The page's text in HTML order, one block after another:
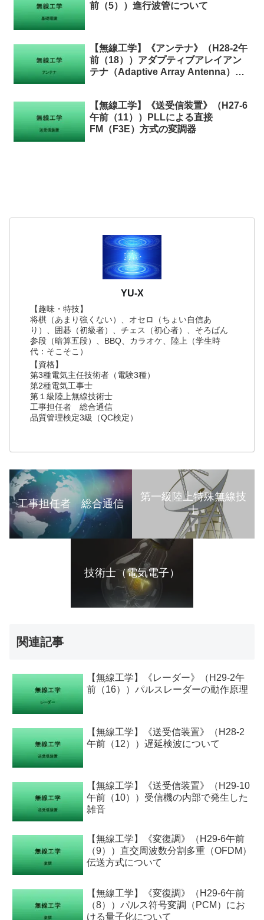
前（5））進行波管について
【無線工学】《アンテナ》（H28-2午
前（18））アダプティブアレイアン
テナ（Adaptive Array Antenna）の
【無線工学】《送受信装置》（H27-6
午前（11））PLLによる直接
FM（F3E）方式の変調器
YU-X
【趣味・特技】
将棋（あまり強くない）、オセロ（ちょい自信あ
り）、囲碁（初級者）、チェス（初心者）、そろばん
参段（暗算五段）、BBQ、カラオケ、陸上（学生時
代：そこそこ）
【資格】
第3種電気主任技術者（電験3種）
第2種電気工事士
第１級陸上無線技術士
工事担任者 総合通信
品質管理検定3級（QC検定）
工事担任者 総合通信
第一級陸上特殊無線技
士
技術士（電気電子）
関連記事
【無線工学】《レーダー》（H29-2午
前（16））パルスレーダーの動作原理
【無線工学】《送受信装置》（H28-2
午前（12））遅延検波について
【無線工学】《送受信装置》（H29-10
午前（10））受信機の内部で発生した
雑音
【無線工学】《変復調》（H29-6午前
（9））直交周波数分割多重（OFDM）
伝送方式について
【無線工学】《変復調》（H29-6午前
（8））パルス符号変調（PCM）にお
ける量子化について